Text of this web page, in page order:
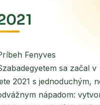
Fenyves
sa začal v
2021 s jednoduchým,
nápadom: